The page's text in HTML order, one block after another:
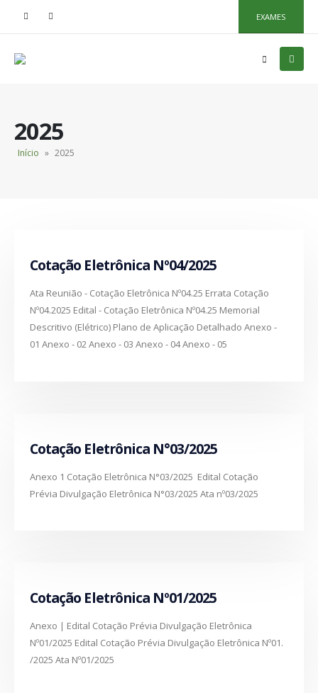
EXAMES
2025
Início » 2025
Cotação Eletrônica Nº04/2025
Ata Reunião - Cotação Eletrônica Nº04.25 Errata Cotação
Nº04.2025 Edital - Cotação Eletrônica Nº04.25 Memorial
Descritivo (Elétrico) Plano de Aplicação Detalhado Anexo -
01 Anexo - 02 Anexo - 03 Anexo - 04 Anexo - 05
Cotação Eletrônica N°03/2025
Anexo 1 Cotação Eletrônica N°03/2025 Edital Cotação
Prévia Divulgação Eletrônica N°03/2025 Ata nº03/2025
Cotação Eletrônica Nº01/2025
Anexo | Edital Cotação Prévia Divulgação Eletrônica
Nº01/2025 Edital Cotação Prévia Divulgação Eletrônica Nº01.
/2025 Ata Nº01/2025